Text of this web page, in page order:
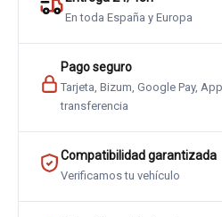
En toda España y Europa
Pago seguro
Tarjeta, Bizum, Google Pay,
transferencia
Compatibilidad garantizada
Verificamos tu vehículo